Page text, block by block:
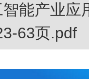
能产业应
63页.pdf